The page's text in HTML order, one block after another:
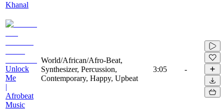
Khanal
Unlock
Me
|
Afrobeat
Music
World/African/Afro-Beat,
Synthesizer, Percussion,
Contemporary, Happy, Upbeat
3:05 -